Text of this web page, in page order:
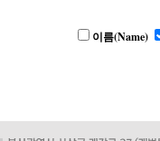
이름(Name)